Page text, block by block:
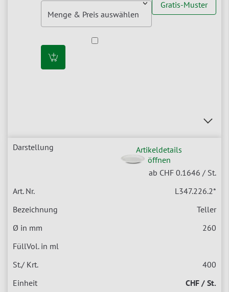
Gratis-Muster
Artikeldetails
öffnen
ab CHF 0.1646 / St.
L347.226.2*
Teller
260
400
CHF / St.